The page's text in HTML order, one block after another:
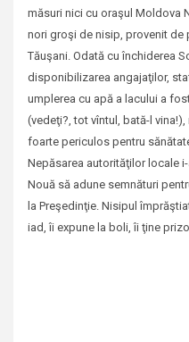
măsuri nici cu oraşul Moldova
nori groşi de nisip, provenit de
Tăuşani. Odată cu închiderea
disponibilizarea angajaţilor,
umplerea cu apă a lacului a
(vedeţi?, tot vîntul, bată-l
foarte periculos pentru
Nepăsarea autorităţilor locale
Nouă să adune semnături
la Preşedinţie. Nisipul
iad, îi expune la boli, îi ţine